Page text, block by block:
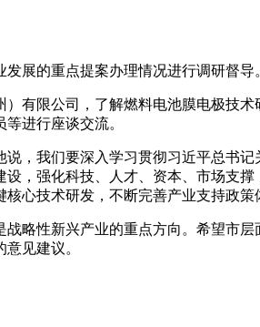
展的重点提案办理情况进行调研督导
有限公司，了解燃料电池膜电极技
进行座谈交流。
，我们要深入学习贯彻习近平总书
，强化科技、人才、资本、市场支
心技术研发，不断完善产业支持政
略性新兴产业的重点方向。希望市
见建议。